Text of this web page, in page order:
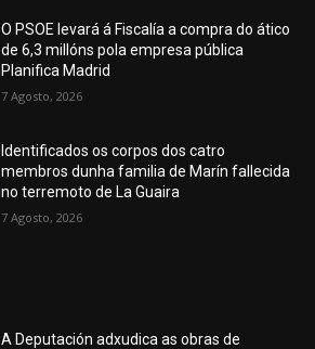
O PSOE levará á Fiscalía a compra do ático
de 6,3 millóns pola empresa pública
Planifica Madrid
7 Agosto, 2026
Identificados os corpos dos catro
membros dunha familia de Marín fallecida
no terremoto de La Guaira
7 Agosto, 2026
A Deputación adxudica as obras de